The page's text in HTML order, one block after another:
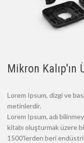
Mikron Kalıp'ın
Lorem Ipsum, dizgi ve
metinlerdir.
Lorem Ipsum, adı
kitabı oluşturmak üzere
1500'lerden beri